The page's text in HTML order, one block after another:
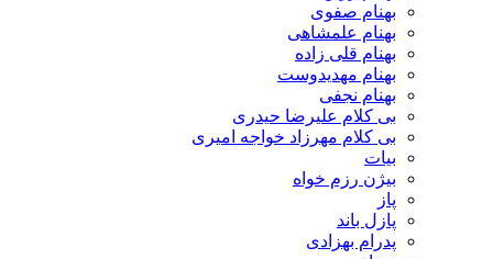
بهنام صفوی
بهنام علمشاهی
بهنام قلی زاده
بهنام مهدیدوست
بهنام نجفی
بی کلام علیرضا حیدری
بی کلام مهرزاد خواجه امیری
بیات
بیژن رزم خواه
پاز
پازل باند
پدرام بهزادی